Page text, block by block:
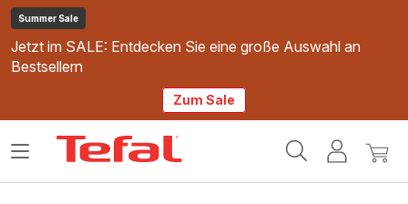
Summer Sale
Jetzt im SALE: Entdecken Sie eine große Auswahl an
Bestsellern
Zum Sale
Mein
Mein
Das